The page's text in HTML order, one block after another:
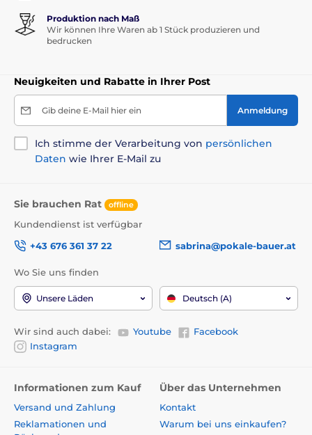
Produktion nach Maß
Wir können Ihre Waren ab 1 Stück produzieren und
bedrucken
Neuigkeiten und Rabatte in Ihrer Post
Gib deine E-Mail hier ein Anmeldung
Ich stimme der Verarbeitung von persönlichen
Daten wie Ihrer E-Mail zu
Sie brauchen Rat offline
Kundendienst ist verfügbar
+43 676 361 37 22
sabrina@pokale-bauer.at
Wo Sie uns finden
Unsere Läden Deutsch (A)
Wir sind auch dabei: Youtube
Facebook
Instagram
Informationen zum Kauf
Versand und Zahlung
Reklamationen und
Über das Unternehmen
Kontakt
Warum bei uns einkaufen?